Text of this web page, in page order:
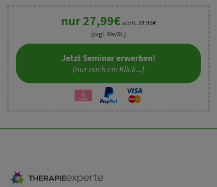
nur 27,99€statt 39,99€
(zzgl. MwSt.)
Jetzt Seminar erwerben!
(nur noch ein Klick...)